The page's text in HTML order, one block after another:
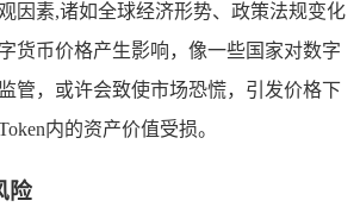
因素,诸如全球经济形势、政策法规变化
货币价格产生影响，像一些国家对数字
管，或许会致使市场恐慌，引发价格下
内的资产价值受损。
险